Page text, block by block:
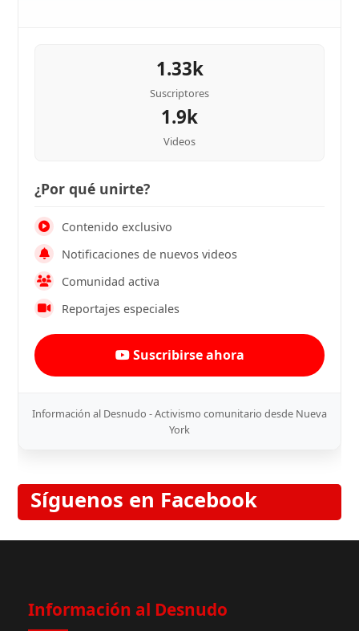
1.33k
Suscriptores
1.9k
Videos
¿Por qué unirte?
Contenido exclusivo
Notificaciones de nuevos videos
Comunidad activa
Reportajes especiales
Suscribirse ahora
Información al Desnudo - Activismo comunitario desde Nueva
York
Síguenos en Facebook
Información al Desnudo